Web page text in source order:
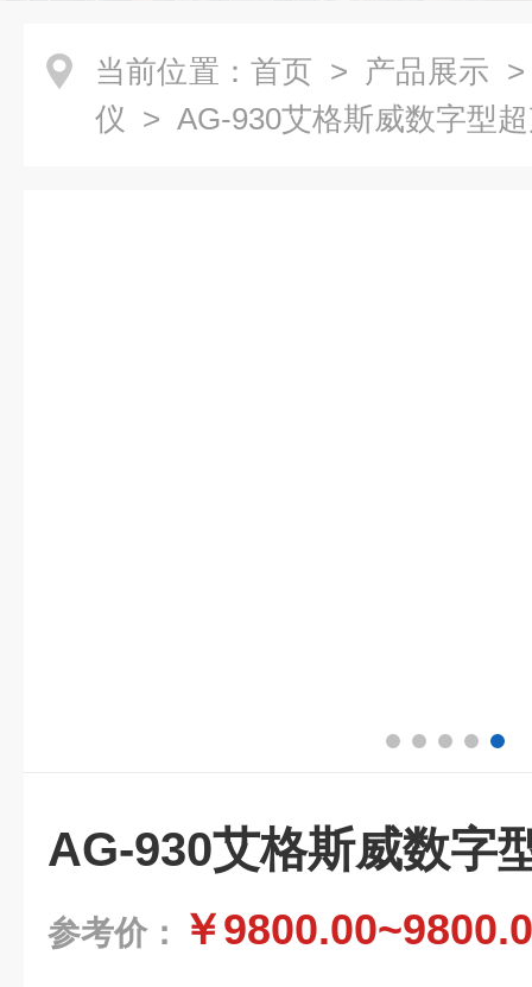
当前位置： 首页 > 产品展示
仪 > AG-930艾格斯威数字型
AG-930艾格斯威数字
参考价： ￥